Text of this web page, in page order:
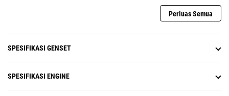
Perluas Semua
SPESIFIKASI GENSET
SPESIFIKASI ENGINE